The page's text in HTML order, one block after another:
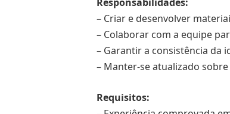
– Criar e desenvolver
– Colaborar com a equipe
– Garantir a consistência da
– Manter-se atualizado
Requisitos: